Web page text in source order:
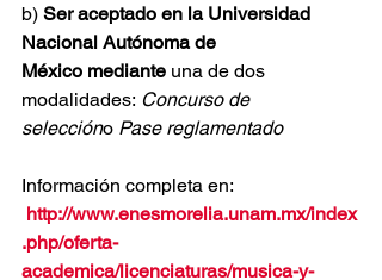
b) Ser aceptado en la Universidad
Nacional Autónoma de
México mediante una de dos
modalidades: Concurso de
seleccióno Pase reglamentado
Información completa en:
http://www.enesmorelia.unam.mx/index
.php/oferta-
academica/licenciaturas/musica-y-